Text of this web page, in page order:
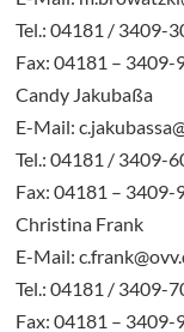
Tel.: 04181 / 3409-
Fax: 04181 – 3409-
Candy Jakubaßa
E-Mail:
Tel.: 04181 / 3409-
Fax: 04181 – 3409-
Christina Frank
E-Mail:
Tel.: 04181 / 3409-
Fax: 04181 – 3409-